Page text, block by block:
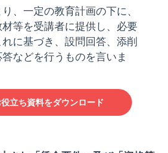
、一定の教育計画の下に、
等を受講者に提供し、必要
に基づき、設問回答、添削
などを行うものを言いま
立ち資料をダウンロード